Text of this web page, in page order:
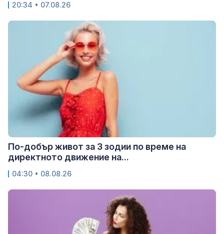
20:34 • 07.08.26
По-добър живот за 3 зодии по време на
директното движение на...
04:30 • 08.08.26